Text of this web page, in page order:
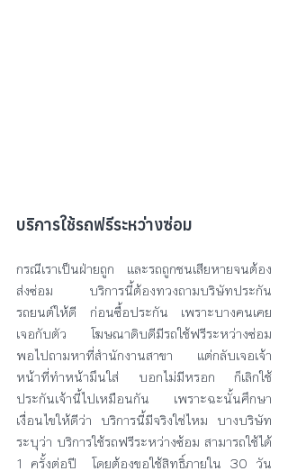
บริการใช้รถฟรีระหว่างซ่อม
กรณีเราเป็นฝ่ายถูก และรถถูกชนเสียหายจนต้อง
ส่งซ่อม บริการนี้ต้องทวงถามบริษัทประกัน
รถยนต์ให้ดี ก่อนซื้อประกัน เพราะบางคนเคย
เจอกับตัว โฆษณาดิบดีมีรถใช้ฟรีระหว่างซ่อม
พอไปถามหาที่สำนักงานสาขา แต่กลับเจอเจ้า
หน้าที่ทำหน้ามึนใส่ บอกไม่มีหรอก ก็เลิกใช้
ประกันเจ้านี้ไปเหมือนกัน เพราะฉะนั้นศึกษา
เงื่อนไขให้ดีว่า บริการนี้มีจริงใช่ไหม บางบริษัท
ระบุว่า บริการใช้รถฟรีระหว่างซ้อม สามารถใช้ได้
1 ครั้งต่อปี  โดยต้องขอใช้สิทธิ์ภายใน 30 วัน